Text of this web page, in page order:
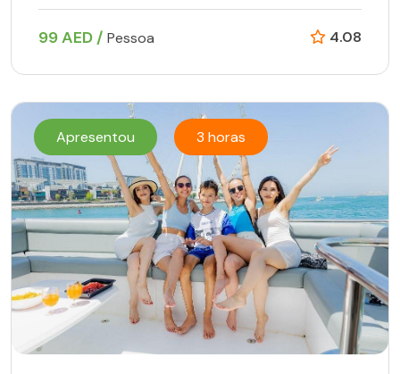
99 AED / Pessoa 4.08
Apresentou 3 horas